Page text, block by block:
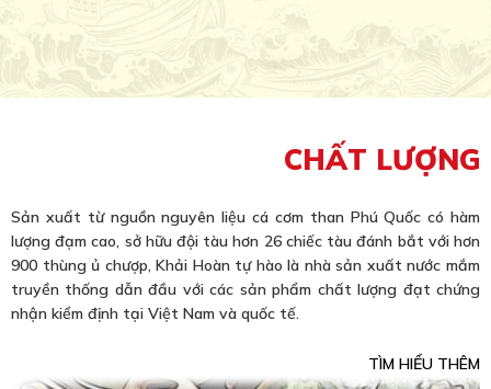
CHẤT LƯỢNG
Sản xuất từ nguồn nguyên liệu cá cơm than Phú Quốc có hàm
lượng đạm cao, sở hữu đội tàu hơn 26 chiếc tàu đánh bắt với hơn
900 thùng ủ chượp, Khải Hoàn tự hào là nhà sản xuất nước mắm
truyền thống dẫn đầu với các sản phẩm chất lượng đạt chứng
nhận kiểm định tại Việt Nam và quốc tế.
TÌM HIỂU THÊM